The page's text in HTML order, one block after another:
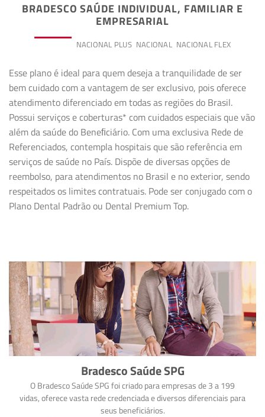
BRADESCO SAÚDE INDIVIDUAL, FAMILIAR E
EMPRESARIAL
NACIONAL PLUS NACIONAL NACIONAL FLEX
Esse plano é ideal para quem deseja a tranquilidade de ser
bem cuidado com a vantagem de ser exclusivo, pois oferece
atendimento diferenciado em todas as regiões do Brasil.
Possui serviços e coberturas* com cuidados especiais que vão
além da saúde do Beneﬁciário. Com uma exclusiva Rede de
Referenciados, contempla hospitais que são referência em
serviços de saúde no País. Dispõe de diversas opções de
reembolso, para atendimentos no Brasil e no exterior, sendo
respeitados os limites contratuais. Pode ser conjugado com o
Plano Dental Padrão ou Dental Premium Top.
Bradesco Saúde SPG
O Bradesco Saúde SPG foi criado para empresas de 3 a 199
vidas, oferece vasta rede credenciada e diversos diferenciais para
seus beneficiários.